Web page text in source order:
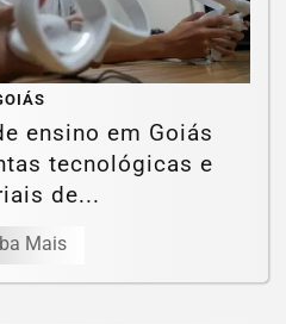
ensino em Goiás
tecnológicas e
de...
Mais